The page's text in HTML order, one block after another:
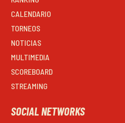
CALENDARIO
TORNEOS
NOTICIAS
MULTIMEDIA
SCOREBOARD
STREAMING
SOCIAL NETWORKS